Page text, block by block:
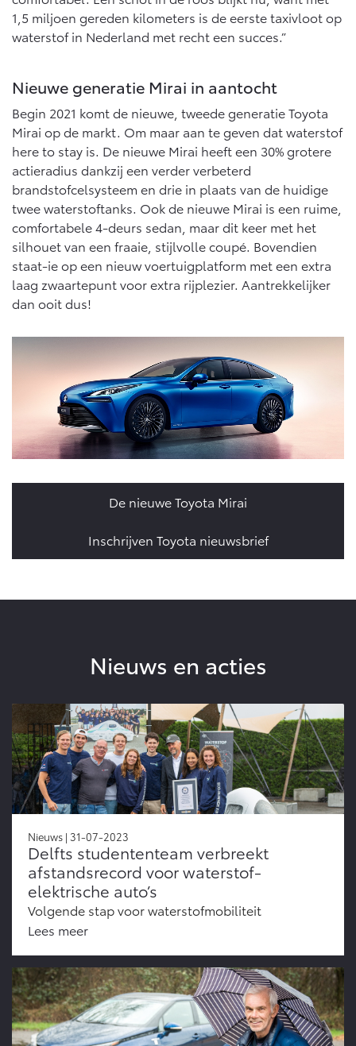
Vanaf € 56.570,-
Vanaf € 89.986,-
1,5 miljoen gereden kilometers is de eerste taxivloot op
waterstof in Nederland met recht een succes.”
Nieuwe generatie Mirai in aantocht
Begin 2021 komt de nieuwe, tweede generatie Toyota
Mirai op de markt. Om maar aan te geven dat waterstof
here to stay is. De nieuwe Mirai heeft een 30% grotere
actieradius dankzij een verder verbeterd
brandstofcelsysteem en drie in plaats van de huidige
twee waterstoftanks. Ook de nieuwe Mirai is een ruime,
comfortabele 4-deurs sedan, maar dit keer met het
silhouet van een fraaie, stijlvolle coupé. Bovendien
staat-ie op een nieuw voertuigplatform met een extra
laag zwaartepunt voor extra rijplezier. Aantrekkelijker
dan ooit dus!
De nieuwe Toyota Mirai
Inschrijven Toyota nieuwsbrief
Nieuws en acties
Nieuws | 31-07-2023
Delfts studententeam verbreekt
afstandsrecord voor waterstof-
elektrische auto’s
Volgende stap voor waterstofmobiliteit
Lees meer